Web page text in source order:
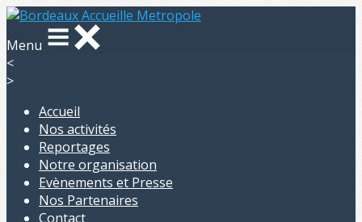
Menu
<
>
Accueil
Nos activités
Reportages
Notre organisation
Evènements et Presse
Nos Partenaires
Contact